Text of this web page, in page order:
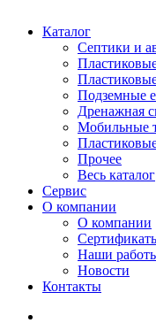
Каталог
Септики и
Подземные
Дренажная
Мобильные
Прочее
Весь каталог
Сервис
О компании
О компании
Наши
Новости
Контакты